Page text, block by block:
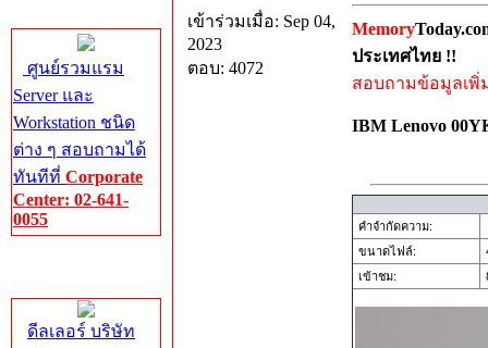
ศูนย์รวมแรม
Server และ
Workstation ชนิด
ต่าง ๆ สอบถามได้
ทันทีที่ Corporate
Center: 02-641-
0055
ดีลเลอร์ บริษัท
เข้าร่วมเมื่อ: Sep 04,
2023
ตอบ: 4072
Memory
ประเทศไทย !!
สอบถามข้อมูลเพิ่
IBM Lenovo
คำจำกัดความ:
ขนาดไฟล์:
เข้าชม: